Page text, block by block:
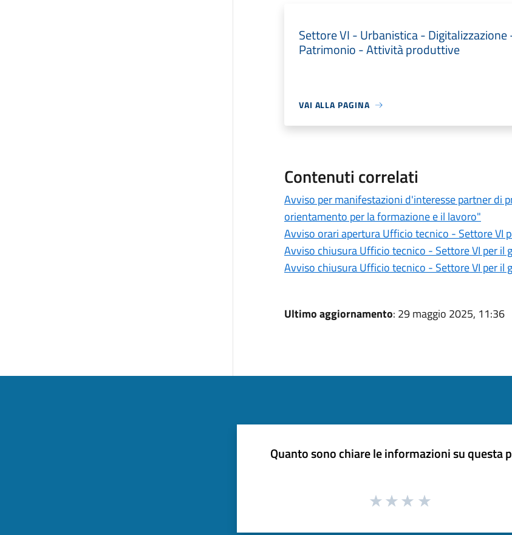
Settore VI - Urbanistica - Digitalizzazione
Patrimonio - Attività produttive
VAI ALLA PAGINA
Contenuti correlati
Avviso per manifestazioni d'interesse partner di
orientamento per la formazione e il lavoro"
Avviso orari apertura Ufficio tecnico - Settore VI
Avviso chiusura Ufficio tecnico - Settore VI per il
Avviso chiusura Ufficio tecnico - Settore VI per il
Ultimo aggiornamento: 29 maggio 2025, 11:36
Quanto sono chiare le informazioni su questa